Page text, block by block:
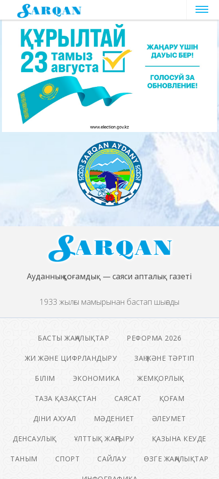
Ауданның қоғамдық — саяси апталық газеті
1933 жылғы мамырынан бастап шығады
БАСТЫ ЖАҢАЛЫҚТАР РЕФОРМА 2026
ЖИ ЖӘНЕ ЦИФРЛАНДЫРУ ЗАҢ ЖӘНЕ ТӘРТІП
БІЛІМ ЭКОНОМИКА ЖЕМҚОРЛЫҚ
ТАЗА ҚАЗАҚСТАН САЯСАТ ҚОҒАМ
ДІНИ АХУАЛ МӘДЕНИЕТ ӘЛЕУМЕТ
ДЕНСАУЛЫҚ ҰЛТТЫҚ ЖАҢҒЫРУ ҚАЗЫНА КЕУДЕ
ТАНЫМ СПОРТ САЙЛАУ ӨЗГЕ ЖАҢАЛЫҚТАР